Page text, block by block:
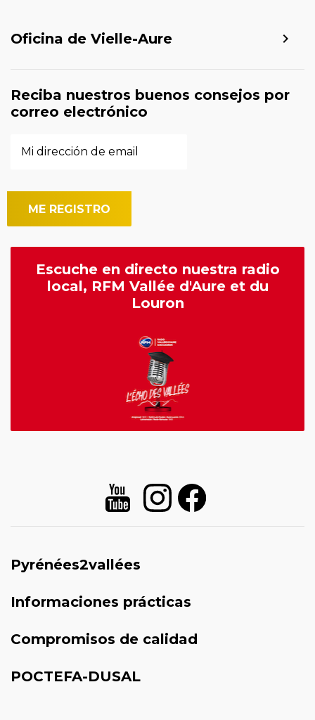
Oficina de Vielle-Aure
Reciba nuestros buenos consejos por
correo electrónico
Escuche en directo nuestra radio
local, RFM Vallée d'Aure et du
Louron
Pyrénées2vallées
Informaciones prácticas
Compromisos de calidad
POCTEFA-DUSAL